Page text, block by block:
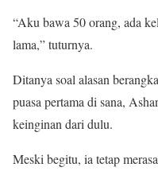
“Aku bawa 50 orang, ada
lama,” tuturnya.
Ditanya soal alasan
puasa pertama di sana,
keinginan dari dulu.
Meski begitu, ia tetap